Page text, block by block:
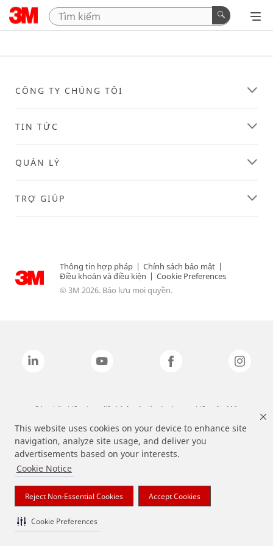
This website uses cookies on your device to enhance site
navigation, analyze site usage, and deliver you
advertisements based on your interests.
Cookie Notice
Reject Non-Essential Cookies Accept Cookies
Cookie Preferences
CÔNG TY CHÚNG TÔI
TIN TỨC
QUẢN LÝ
TRỢ GIÚP
Thông tin hợp pháp | Chính sách bảo mật |
Điều khoản và điều kiện | Cookie Preferences
© 3M 2026. Bảo lưu mọi quyền.
Các nhãn hiệu được liệt kê ở trên là các thương hiệu của 3M.